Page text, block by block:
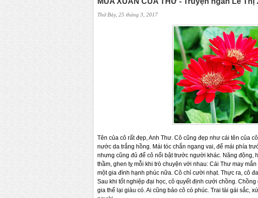
Thứ Bảy, 25 tháng 3, 2017
Tên của cô rất đẹp, Anh Thư. Cô cũng đẹp như cái tên của
nước da trắng hồng. Mái tóc chắn ngang vai, để mái phía
nhưng cũng đủ để cô nổi bật trước người khác. Năng động,
thầm, ghen tỵ mỗi khi trò chuyện với nhau: Cái Thư may
một gia đình hạnh phúc nữa. Cô chỉ cười nhạt. Thực ra, cô
Sau khi tốt nghiệp đại học, cô quyết định cưới chồng.
gia thế lại giàu có. Ai cũng bảo cô có phúc. Trai tài gái sắc,